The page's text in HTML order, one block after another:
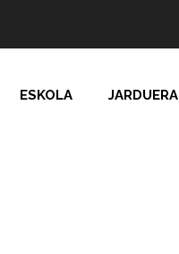
ESKOLA JARDUERA